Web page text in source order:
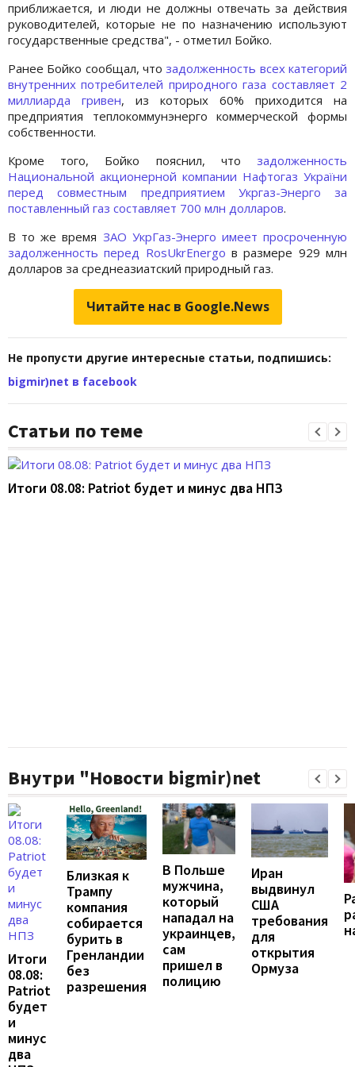
приближается, и люди не должны отвечать за действия
руководителей, которые не по назначению используют
государственные средства", - отметил Бойко.
Ранее Бойко сообщал, чтозадолженность всех категорий
внутренних потребителей природного газа составляет 2
миллиарда гривен, из которых 60% приходится на
предприятия теплокоммунэнерго коммерческой формы
собственности.
Кроме того, Бойко пояснил, что задолженность
Национальной акционерной компании Нафтогаз України
перед совместным предприятием Укргаз-Энерго за
поставленный газ составляет 700 млн долларов.
В то же время ЗАО УкрГаз-Энерго имеет просроченную
задолженность перед RosUkrEnergo в размере 929 млн
долларов за среднеазиатский природный газ.
Читайте нас в Google.News
Не пропусти другие интересные статьи, подпишись:
bigmir)net в facebook
Статьи по теме
Итоги 08.08: Patriot будет и минус два НПЗ
Внутри "Новости bigmir)net
Итоги
08.08:
Patriot
будет
и
минус
два
Близкая к
Трампу
компания
собирается
бурить в
Гренландии
без
разрешения
В Польше
мужчина,
который
нападал на
украинцев,
сам
пришел в
полицию
Иран
выдвинул
США
требования
для
открытия
Ормуза